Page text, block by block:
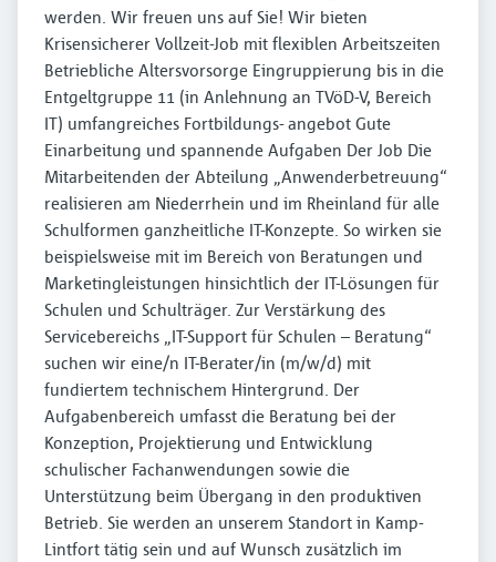
werden. Wir freuen uns auf Sie! Wir bieten
Krisensicherer Vollzeit-Job mit flexiblen Arbeitszeiten
Betriebliche Altersvorsorge Eingruppierung bis in die
Entgeltgruppe 11 (in Anlehnung an TVöD-V, Bereich
IT) umfangreiches Fortbildungs- angebot Gute
Einarbeitung und spannende Aufgaben Der Job Die
Mitarbeitenden der Abteilung „Anwenderbetreuung“
realisieren am Niederrhein und im Rheinland für alle
Schulformen ganzheitliche IT-Konzepte. So wirken sie
beispielsweise mit im Bereich von Beratungen und
Marketingleistungen hinsichtlich der IT-Lösungen für
Schulen und Schulträger. Zur Verstärkung des
Servicebereichs „IT-Support für Schulen – Beratung“
suchen wir eine/n IT-Berater/in (m/w/d) mit
fundiertem technischem Hintergrund. Der
Aufgabenbereich umfasst die Beratung bei der
Konzeption, Projektierung und Entwicklung
schulischer Fachanwendungen sowie die
Unterstützung beim Übergang in den produktiven
Betrieb. Sie werden an unserem Standort in Kamp-
Lintfort tätig sein und auf Wunsch zusätzlich im